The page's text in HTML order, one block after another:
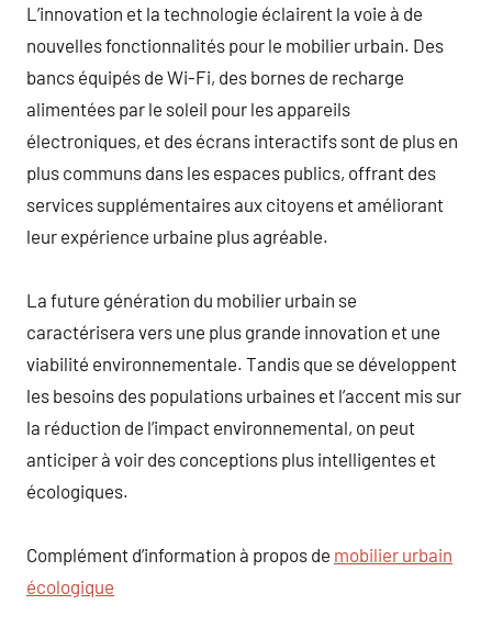
L’innovation et la technologie éclairent la voie à de
nouvelles fonctionnalités pour le mobilier urbain. Des
bancs équipés de Wi-Fi, des bornes de recharge
alimentées par le soleil pour les appareils
électroniques, et des écrans interactifs sont de plus en
plus communs dans les espaces publics, offrant des
services supplémentaires aux citoyens et améliorant
leur expérience urbaine plus agréable.
La future génération du mobilier urbain se
caractérisera vers une plus grande innovation et une
viabilité environnementale. Tandis que se développent
les besoins des populations urbaines et l’accent mis sur
la réduction de l’impact environnemental, on peut
anticiper à voir des conceptions plus intelligentes et
écologiques.
Complément d’information à propos de mobilier urbain
écologique